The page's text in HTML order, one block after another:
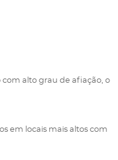
alto grau de afiação, o
em locais mais altos com